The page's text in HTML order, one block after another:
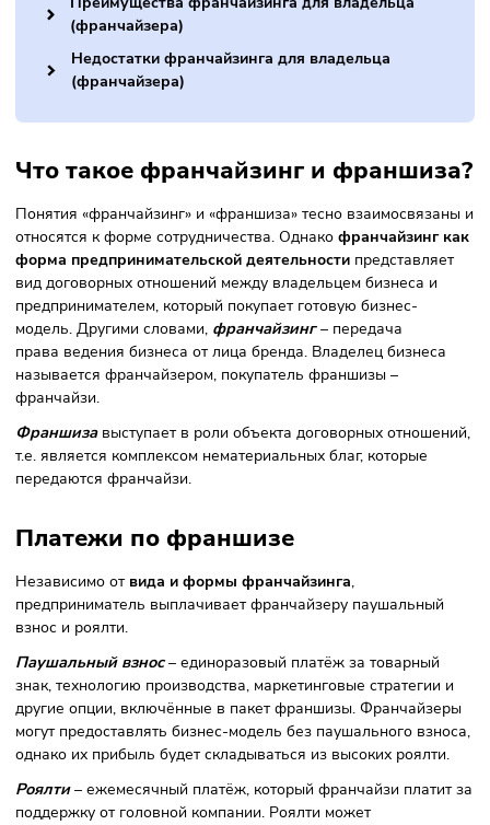
Преимущества франчайзинга для покупателя
(франчайзи)
(франчайзи)
Преимущества франчайзинга для владельца
(франчайзера)
Недостатки франчайзинга для владельца
(франчайзера)
Что такое франчайзинг и
Понятия «франчайзинг» и «франшиза» тесно
относятся к форме сотрудничества. Однако
форма предпринимательской деятельности
вид договорных отношений между владельцем бизнеса и
модель. Другими словами,
права ведения бизнеса от лица бренда. Владелец
называется франчайзером, покупатель франшизы –
франчайзи.
Франшизавыступает в роли объекта договорных
т.е. является комплексом нематериальных благ, которые
передаются франчайзи.
Платежи по франшизе
Независимо отвида и формы франчайзинга